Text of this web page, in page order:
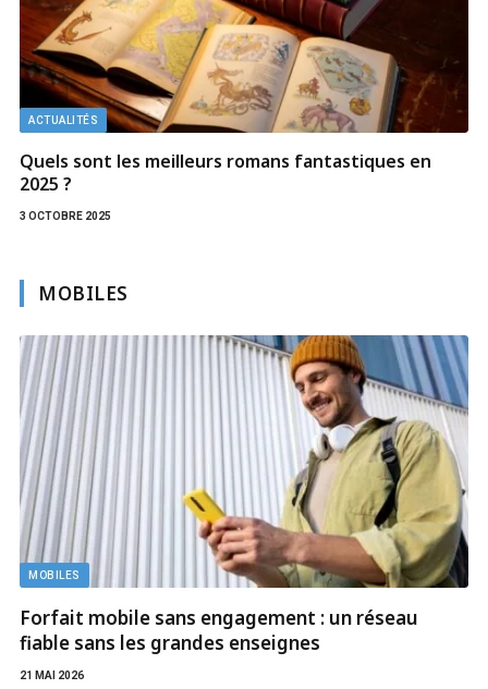
ACTUALITÉS
Quels sont les meilleurs romans fantastiques en
2025 ?
3 OCTOBRE 2025
MOBILES
Le smartphone a-t-il définitivement tué l’ennui ?
31 MARS 2026
Il y a encore une quinzaine d’années, attendre le bus, patienter
chez le…
Facebook Twitter